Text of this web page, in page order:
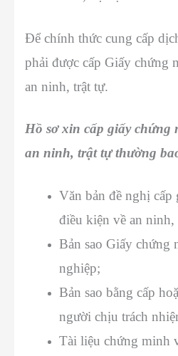
Để chính thức cung cấp
phải được cấp Giấy chứng
an ninh, trật tự.
Hồ sơ xin cấp giấy chứng
an ninh, trật tự thường
Văn bản đề nghị cấp
điều kiện về an ninh,
Bản sao Giấy chứng
nghiệp;
Bản sao bằng cấp
người chịu trách
Tài liệu chứng minh